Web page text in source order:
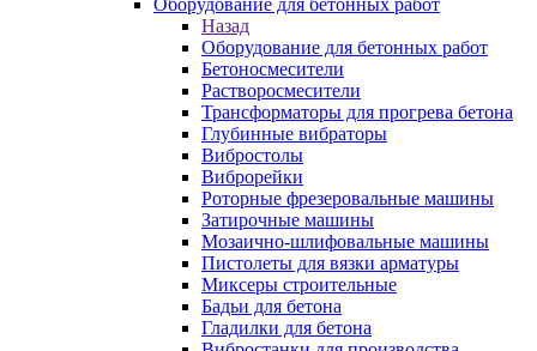
Оборудование для бетонных работ
Назад
Оборудование для бетонных работ
Бетоносмесители
Растворосмесители
Трансформаторы для прогрева бетона
Глубинные вибраторы
Вибростолы
Виброрейки
Роторные фрезеровальные машины
Затирочные машины
Мозаично-шлифовальные машины
Пистолеты для вязки арматуры
Миксеры строительные
Бадьи для бетона
Гладилки для бетона